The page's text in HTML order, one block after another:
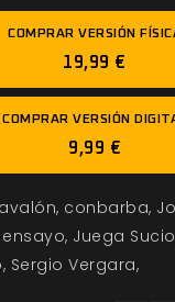
COMPRAR VERSIÓN
19,99 €
COMPRAR VERSIÓN
9,99 €
conbarba
ensayo Juega Sucio
Sergio Vergara